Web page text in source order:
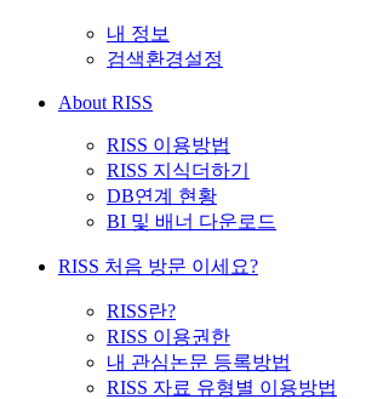
내 정보
검색환경설정
About RISS
RISS 이용방법
RISS 지식더하기
DB연계 현황
BI 및 배너 다운로드
RISS 처음 방문 이세요?
RISS란?
RISS 이용권한
내 관심논문 등록방법
RISS 자료 유형별 이용방법